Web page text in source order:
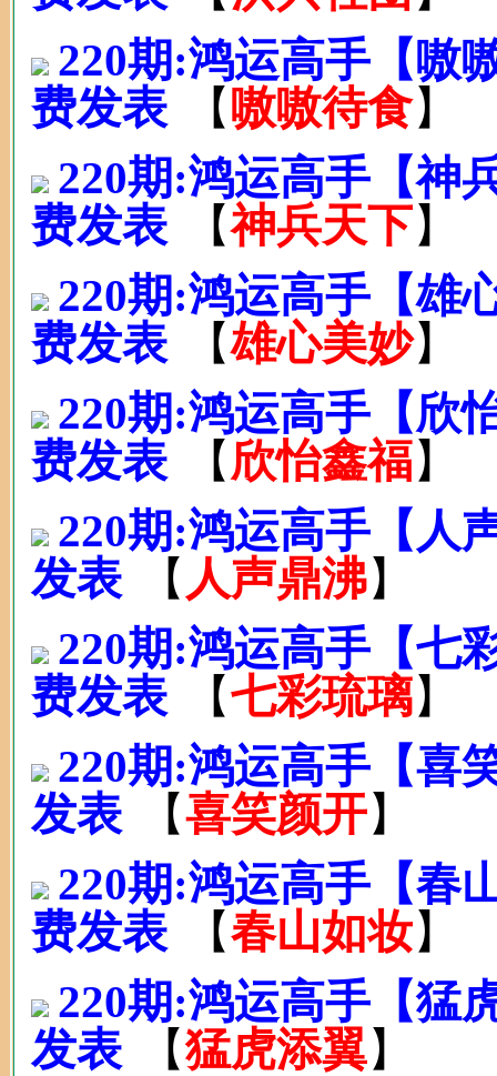
220期:鸿运高手【
费发表
【嗷嗷待食】
220期:鸿运高手【
费发表
【神兵天下】
220期:鸿运高手【
费发表
【雄心美妙】
220期:鸿运高手【
费发表
【 欣怡鑫福】
220期:鸿运高手【
发表
【 人声鼎沸】
220期:鸿运高手【
费发表
【七彩琉璃】
220期:鸿运高手【
发表
【喜笑颜开】
220期:鸿运高手【
费发表
【春山如妆】
220期:鸿运高手【
发表
【猛虎添翼】